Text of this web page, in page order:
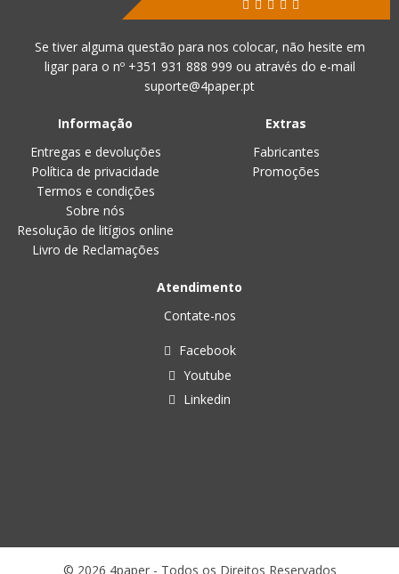
Se tiver alguma questão para nos colocar, não hesite em
ligar para o nº +351 931 888 999 ou através do e-mail
suporte@4paper.pt
Informação
Entregas e devoluções
Política de privacidade
Termos e condições
Sobre nós
Resolução de litígios online
Livro de Reclamações
Extras
Fabricantes
Promoções
Atendimento
Contate-nos
Facebook
Youtube
Linkedin
© 2026 4paper - Todos os Direitos Reservados